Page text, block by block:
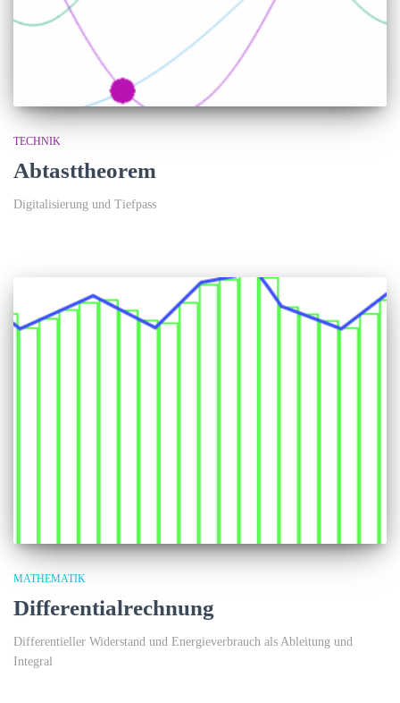
TECHNIK
Abtasttheorem
Digitalisierung und Tiefpass
MATHEMATIK
Differentialrechnung
Differentieller Widerstand und Energieverbrauch als Ableitung und
Integral